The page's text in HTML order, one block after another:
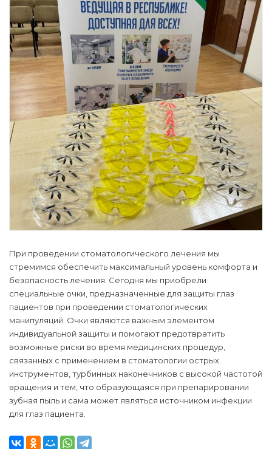
При проведении стоматологического лечения мы
стремимся обеспечить максимальный уровень комфорта и
безопасность лечения. Сегодня мы приобрели
специальные очки, предназначенные для защиты глаз
пациентов при проведении стоматологических
манипуляций. Очки являются важным элементом
индивидуальной защиты и помогают предотвратить
возможные риски во время медицинских процедур,
связанных с применением в стоматологии острых
инструментов, турбинных наконечников с высокой частотой
вращения и тем, что образующаяся при препарировании
зубная пыль и сама может являться источником инфекции
для глаз пациента.